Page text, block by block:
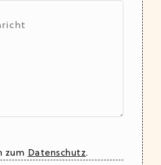
zum Datenschutz.